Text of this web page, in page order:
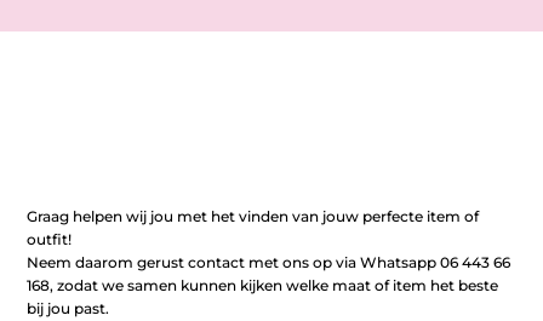
Graag helpen wij jou met het vinden van jouw perfecte item of
outfit!
Neem daarom gerust contact met ons op via Whatsapp 06 443 66
168, zodat we samen kunnen kijken welke maat of item het beste
bij jou past.